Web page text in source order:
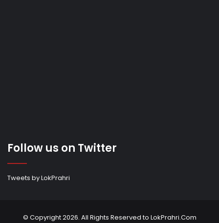
Follow us on Twitter
Tweets by LokPrahri
© Copyright 2026. All Rights Reserved to LokPrahri.Com